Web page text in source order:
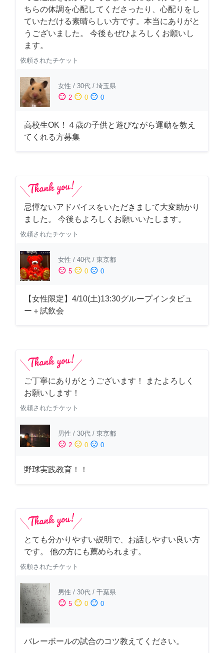
ちらの体調を心配してくださったり、心配りをし
ていただける素晴らしい方です。本当にありがと
うございました。 今後もぜひよろしくお願いし
ます。
依頼されたチケット
女性 / 30代 / 埼玉県
sentiment_satisfied 2 sentiment_neutral 0 sentiment_dissatisfied 0
高校生OK！４歳の子供と遊びながら運動を教え
てくれる方募集
忌憚ないアドバイスをいただきまして大変助かり
ました。 今後もよろしくお願いいたします。
依頼されたチケット
女性 / 40代 / 東京都
sentiment_satisfied 5 sentiment_neutral 0 sentiment_dissatisfied 0
【女性限定】4/10(土)13:30グループインタビュ
ー＋試飲会
ご丁寧にありがとうございます！ またよろしく
お願いします！
依頼されたチケット
男性 / 30代 / 東京都
sentiment_satisfied 2 sentiment_neutral 0 sentiment_dissatisfied 0
野球実践教育！！
とても分かりやすい説明で、お話しやすい良い方
です。 他の方にも薦められます。
依頼されたチケット
男性 / 30代 / 千葉県
sentiment_satisfied 5 sentiment_neutral 0 sentiment_dissatisfied 0
バレーボールの試合のコツ教えてください。